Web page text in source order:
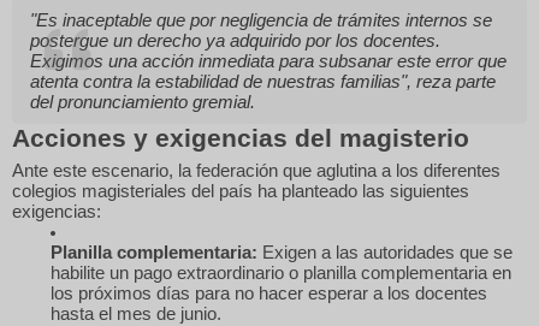
"Es inaceptable que por negligencia de trámites internos se
postergue un derecho ya adquirido por los docentes.
Exigimos una acción inmediata para subsanar este error que
atenta contra la estabilidad de nuestras familias", reza parte
del pronunciamiento gremial.
Acciones y exigencias del magisterio
Ante este escenario, la federación que aglutina a los diferentes
colegios magisteriales del país ha planteado las siguientes
exigencias:
Planilla complementaria: Exigen a las autoridades que se
habilite un pago extraordinario o planilla complementaria en
los próximos días para no hacer esperar a los docentes
hasta el mes de junio.